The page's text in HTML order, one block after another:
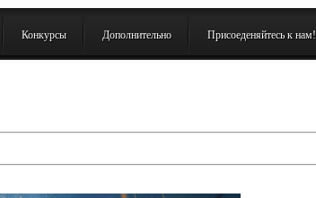
Конкурсы Дополнительно Присоеденяйтесь к нам!